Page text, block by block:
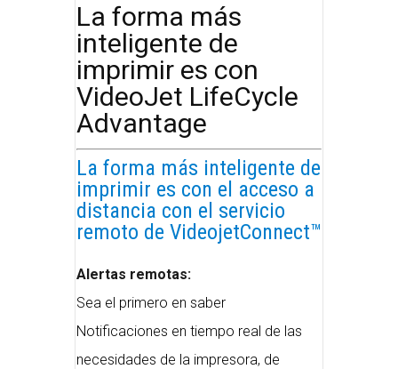
La forma más
inteligente de
imprimir es con
VideoJet LifeCycle
Advantage
La forma más inteligente de
imprimir es con el acceso a
distancia con el servicio
remoto de VideojetConnect™
Alertas remotas:
Sea el primero en saber
Notificaciones en tiempo real de las
necesidades de la impresora, de